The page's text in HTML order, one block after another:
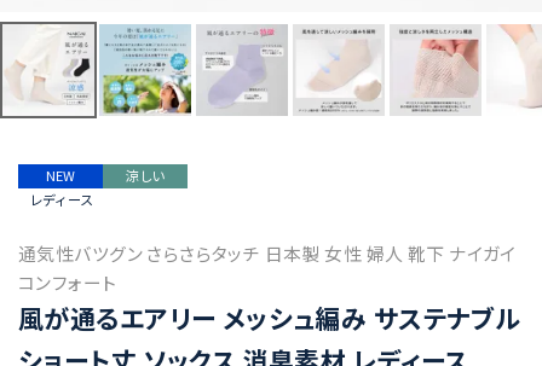
NEW
涼しい
レディース
通気性バツグン さらさらタッチ 日本製 女性 婦人 靴下 ナイガイ
コンフォート
風が通るエアリー メッシュ編み サステナブル